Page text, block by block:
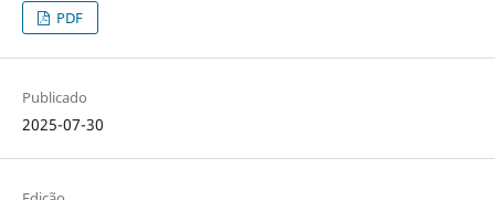
PDF
Publicado
2025-07-30